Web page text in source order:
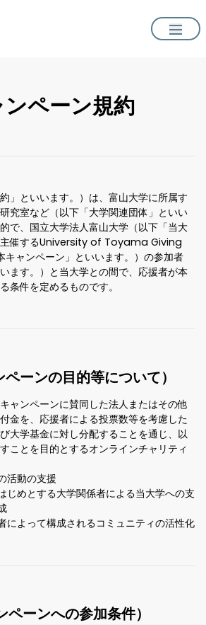
ペーン規約
」といいます。）は、富山大学に所属す
究室など（以下「大学関連団体」といい
で、国立大学法人富山大学（以下「当大
主催するUniversity of Toyama Giving
ャンペーン」といいます。）の参加者
ます。）と当大学との間で、応援者が本
条件を定めるものです。
ーンの目的等について）
ャンペーンに賛同した法人またはその他
金を、応援者による投票数等を考慮した
大学基金に対し分配することを通じ、以
ことを目的とするオンラインチャリティ
活動の支援
じめとする大学関係者による当大学への支
によって構成されるコミュニティの活性化
ーンへの参加条件）